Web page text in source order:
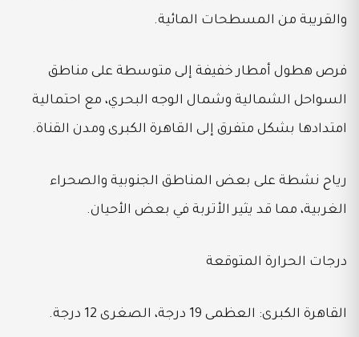
والقريبة من المسطحات المائية.
فرص هطول أمطار خفيفة إلى متوسطة على مناطق
السواحل الشمالية وشمال الوجه البحري، مع احتمالية
امتدادها بشكل متفرق إلى القاهرة الكبرى ومدن القناة.
رياح نشطة على بعض المناطق الجنوبية والصحراء
الغربية، مما قد يثير الأتربة في بعض الأحيان.
درجات الحرارة المتوقعة
القاهرة الكبرى: العظمى 19 درجة، الصغرى 12 درجة.